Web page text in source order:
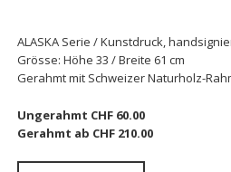
ALASKA Serie / Kunstdruck,
Grösse: Höhe 33 / Breite 61 cm
Gerahmt mit Schweizer Naturholz-
Ungerahmt CHF 60.00
Gerahmt ab CHF 210.00